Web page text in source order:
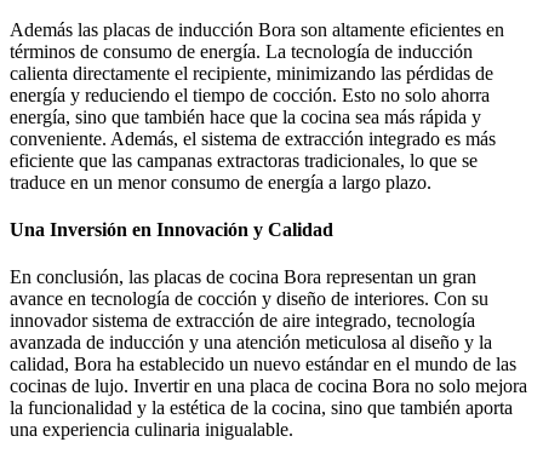
Además las placas de inducción Bora son altamente eficientes en
términos de consumo de energía. La tecnología de inducción
calienta directamente el recipiente, minimizando las pérdidas de
energía y reduciendo el tiempo de cocción. Esto no solo ahorra
energía, sino que también hace que la cocina sea más rápida y
conveniente. Además, el sistema de extracción integrado es más
eficiente que las campanas extractoras tradicionales, lo que se
traduce en un menor consumo de energía a largo plazo.
Una Inversión en Innovación y Calidad
En conclusión, las placas de cocina Bora representan un gran
avance en tecnología de cocción y diseño de interiores. Con su
innovador sistema de extracción de aire integrado, tecnología
avanzada de inducción y una atención meticulosa al diseño y la
calidad, Bora ha establecido un nuevo estándar en el mundo de las
cocinas de lujo. Invertir en una placa de cocina Bora no solo mejora
la funcionalidad y la estética de la cocina, sino que también aporta
una experiencia culinaria inigualable.